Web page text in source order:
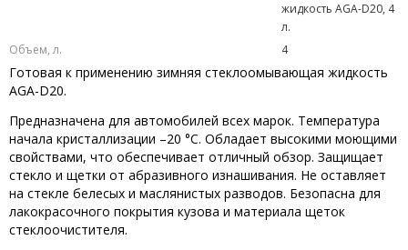
жидкость AGA-D20, 4
л.
Объем, л.
4
Готовая к применению зимняя стеклоомывающая жидкость
AGA-D20.
Предназначена для автомобилей всех марок. Температура
начала кристаллизации –20 °С. Обладает высокими моющими
свойствами, что обеспечивает отличный обзор. Защищает
стекло и щетки от абразивного изнашивания. Не оставляет
на стекле белесых и маслянистых разводов. Безопасна для
лакокрасочного покрытия кузова и материала щеток
стеклоочистителя.